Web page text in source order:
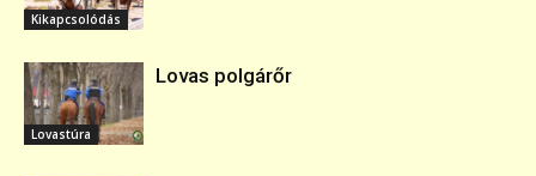
Kikapcsolódás
Lovastúra
Lovas polgárőr